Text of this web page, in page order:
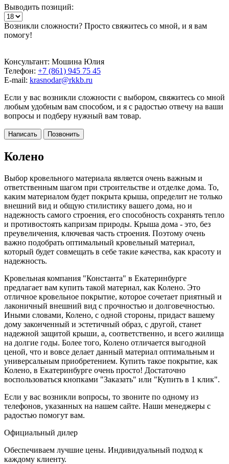
Выводить позиций:
Возникли сложности? Просто свяжитесь со мной, и я вам
помогу!
Консультант: Мошина Юлия
Телефон: +7 (861) 945 75 45
E-mail: krasnodar@rkkb.ru
Если у вас возникли сложности с выбором, свяжитесь со мной
любым удобным вам способом, и я с радостью отвечу на ваши
вопросы и подберу нужный вам товар.
Написать Позвонить
Колено
Выбор кровельного материала является очень важным и
ответственным шагом при строительстве и отделке дома. То,
каким материалом будет покрыта крыша, определит не только
внешний вид и общую стилистику вашего дома, но и
надежность самого строения, его способность сохранять тепло
и противостоять капризам природы. Крыша дома - это, без
преувеличения, ключевая часть строения. Поэтому очень
важно подобрать оптимальный кровельный материал,
который будет совмещать в себе такие качества, как красоту и
надежность.
Кровельная компания "Константа" в Екатеринбурге
предлагает вам купить такой материал, как Колено. Это
отличное кровельное покрытие, которое сочетает приятный и
лаконичный внешний вид с прочностью и долговечностью.
Иными словами, Колено, с одной стороны, придаст вашему
дому законченный и эстетичный образ, с другой, станет
надежной защитой крыши, а, соответственно, и всего жилища
на долгие годы. Более того, Колено отличается выгодной
ценой, что и вовсе делает данный материал оптимальным и
универсальным приобретением. Купить такое покрытие, как
Колено, в Екатеринбурге очень просто! Достаточно
воспользоваться кнопками "Заказать" или "Купить в 1 клик".
Если у вас возникли вопросы, то звоните по одному из
телефонов, указанных на нашем сайте. Наши менеджеры с
радостью помогут вам.
Официальный дилер
Обеспечиваем лучшие цены. Индивидуальный подход к
каждому клиенту.